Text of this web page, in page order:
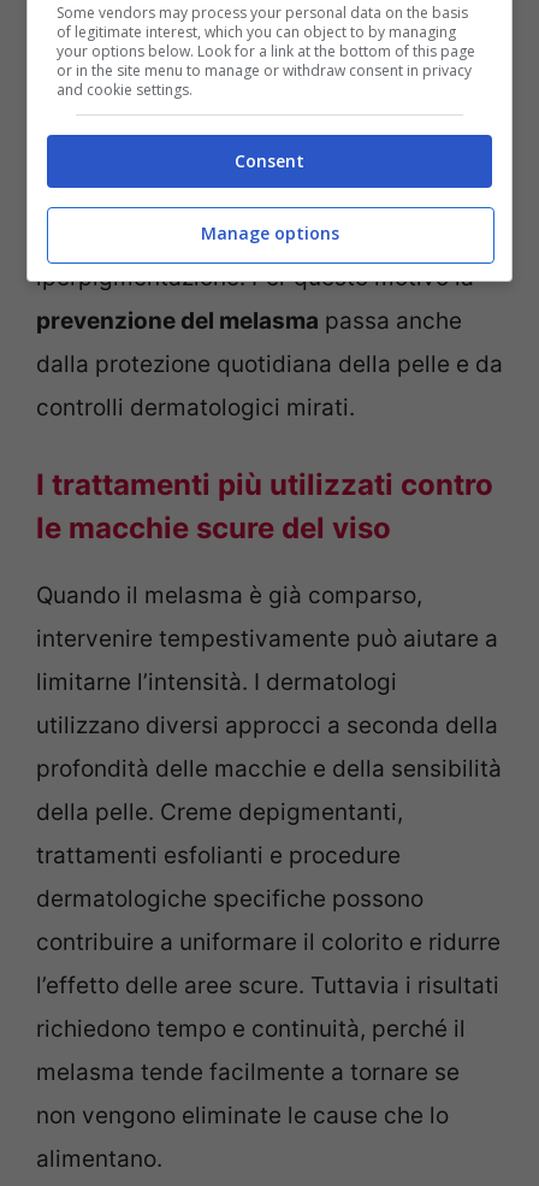
proprio per la sua diffusione tra le donne in
gravidanza. Secondo gli esperti, la
predisposizione genetica può aumentare il
rischio di sviluppare questa condizione,
soprattutto nelle persone con pelle più
scura o facilmente soggetta a
iperpigmentazione. Per questo motivo la
prevenzione del melasma passa anche
dalla protezione quotidiana della pelle e da
controlli dermatologici mirati.
I trattamenti più utilizzati contro
le macchie scure del viso
Quando il melasma è già comparso,
intervenire tempestivamente può aiutare a
limitarne l’intensità. I dermatologi
utilizzano diversi approcci a seconda della
profondità delle macchie e della sensibilità
della pelle. Creme depigmentanti,
trattamenti esfolianti e procedure
dermatologiche specifiche possono
contribuire a uniformare il colorito e ridurre
l’effetto delle aree scure. Tuttavia i risultati
richiedono tempo e continuità, perché il
melasma tende facilmente a tornare se
non vengono eliminate le cause che lo
alimentano.
Some vendors may process your personal data on the basis
of legitimate interest, which you can object to by managing
your options below. Look for a link at the bottom of this page
or in the site menu to manage or withdraw consent in privacy
and cookie settings.
Consent
Manage options